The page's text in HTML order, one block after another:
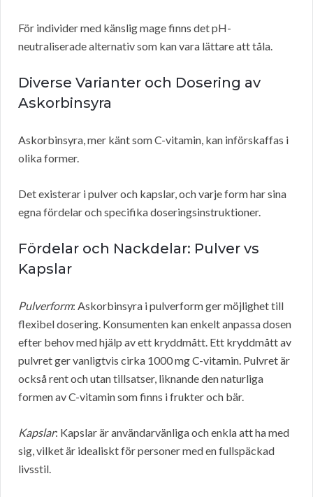
För individer med känslig mage finns det pH-
neutraliserade alternativ som kan vara lättare att tåla.
Diverse Varianter och Dosering av
Askorbinsyra
Askorbinsyra, mer känt som C-vitamin, kan införskaffas i
olika former.
Det existerar i pulver och kapslar, och varje form har sina
egna fördelar och specifika doseringsinstruktioner.
Fördelar och Nackdelar: Pulver vs
Kapslar
Pulverform: Askorbinsyra i pulverform ger möjlighet till
flexibel dosering. Konsumenten kan enkelt anpassa dosen
efter behov med hjälp av ett kryddmått. Ett kryddmått av
pulvret ger vanligtvis cirka 1000 mg C-vitamin. Pulvret är
också rent och utan tillsatser, liknande den naturliga
formen av C-vitamin som finns i frukter och bär.
Kapslar: Kapslar är användarvänliga och enkla att ha med
sig, vilket är idealiskt för personer med en fullspäckad
livsstil.